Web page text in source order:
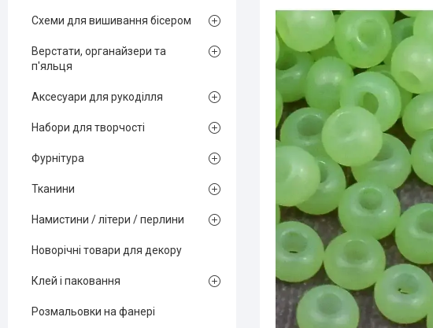
Схеми для вишивання бісером
Верстати, органайзери та
п'яльця
Аксесуари для рукоділля
Набори для творчості
Фурнітура
Тканини
Намистини / літери / перлини
Новорічні товари для декору
Клей і паковання
Розмальовки на фанері